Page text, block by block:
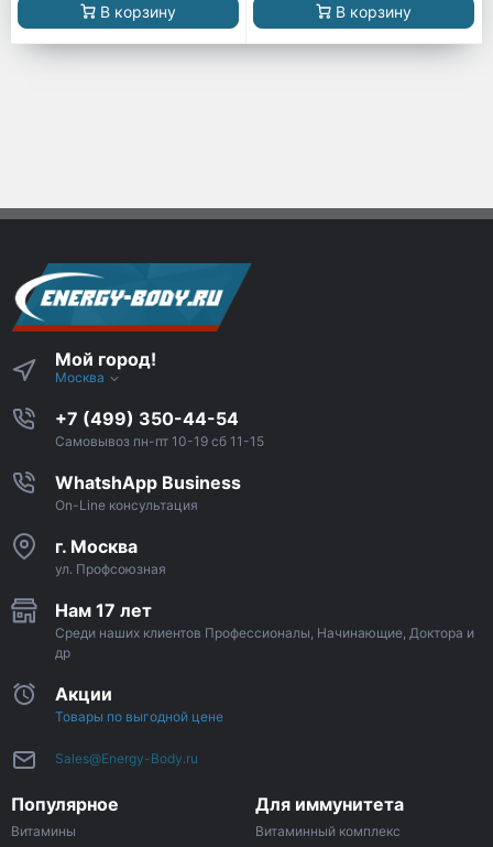
В корзину В корзину
Мой город!
Москва
+7 (499) 350-44-54
Самовывоз пн-пт 10-19 сб 11-15
WhatshApp Business
On-Line консультация
г. Москва
ул. Профсоюзная
Нам 17 лет
Среди наших клиентов Профессионалы, Начинающие, Доктора и
др
Акции
Товары по выгодной цене
Sales@Energy-Body.ru
Популярное
Витамины
Для иммунитета
Витаминный комплекс